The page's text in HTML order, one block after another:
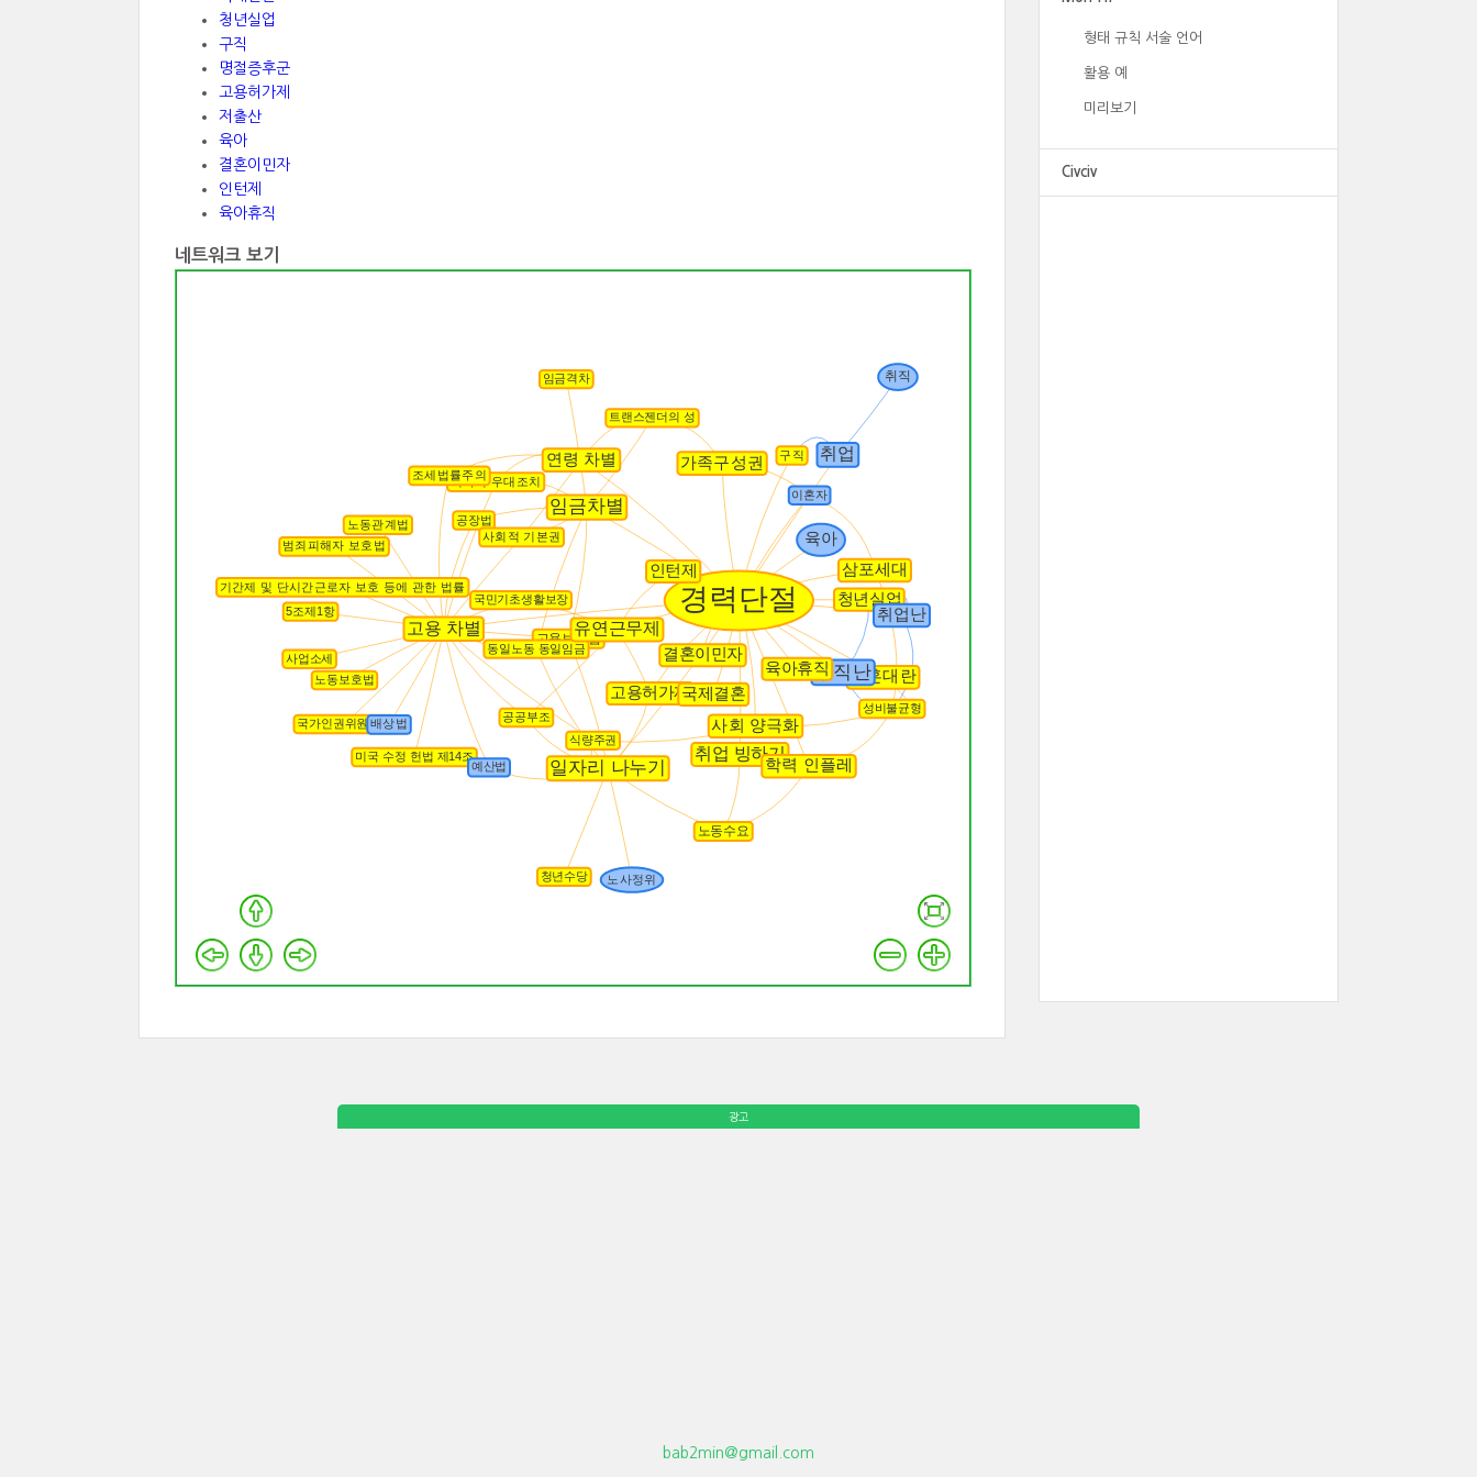
형태 규칙 서술 언어
활용 예
미리보기
Civciv
청년실업
구직
명절증후군
고용허가제
저출산
육아
결혼이민자
인턴제
육아휴직
네트워크 보기
광고
bab2min@gmail.com